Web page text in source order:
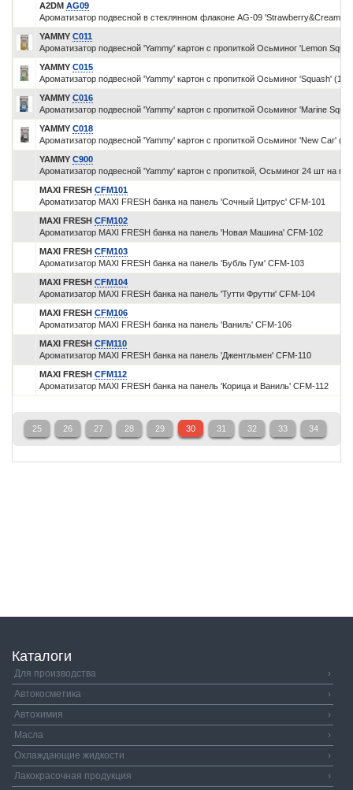
A2DM AG09
Ароматизатор подвесной в стеклянном флаконе AG-09 'Strawberry&Cream'
YAMMY C011
Ароматизатор подвесной 'Yammy' картон с пропиткой Осьминог 'Lemon
YAMMY C015
Ароматизатор подвесной 'Yammy' картон с пропиткой Осьминог 'Squash' (1/
YAMMY C016
Ароматизатор подвесной 'Yammy' картон с пропиткой Осьминог 'Marine
YAMMY C018
Ароматизатор подвесной 'Yammy' картон с пропиткой Осьминог 'New Car' (1/
YAMMY C900
Ароматизатор подвесной 'Yammy' картон с пропиткой, Осьминог 24 шт
MAXI FRESH CFM101
Ароматизатор MAXI FRESH банка на панель 'Сочный Цитрус' CFM-101
MAXI FRESH CFM102
Ароматизатор MAXI FRESH банка на панель 'Новая Машина' CFM-102
MAXI FRESH CFM103
Ароматизатор MAXI FRESH банка на панель 'Бубль Гум' CFM-103
MAXI FRESH CFM104
Ароматизатор MAXI FRESH банка на панель 'Тутти Фрутти' CFM-104
MAXI FRESH CFM106
Ароматизатор MAXI FRESH банка на панель 'Ваниль' CFM-106
MAXI FRESH CFM110
Ароматизатор MAXI FRESH банка на панель 'Джентльмен' CFM-110
MAXI FRESH CFM112
Ароматизатор MAXI FRESH банка на панель 'Корица и Ваниль' CFM-112
25 26 27 28 29 30 31 32 33 34
Каталоги
Для производства
›
Автокосметика
›
Автохимия
›
Масла
›
Охлаждающие жидкости
›
Лакокрасочная продукция
›